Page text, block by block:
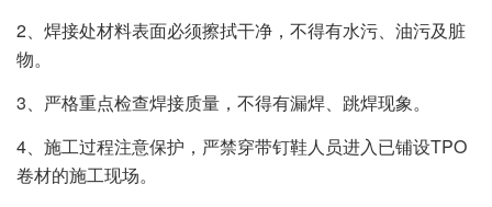
2、焊接处材料表面必须擦拭干净，不得有水污、油污及脏
物。
3、严格重点检查焊接质量，不得有漏焊、跳焊现象。
4、施工过程注意保护，严禁穿带钉鞋人员进入已铺设TPO
卷材的施工现场。